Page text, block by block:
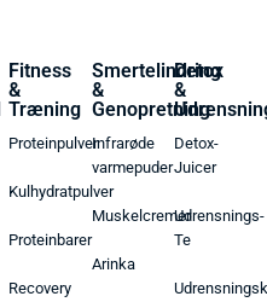
Fitness
&
Træning
Proteinpulver
Kulhydratpulver
Proteinbarer
Recovery
Smertelindring
&
Genopretning
Infrarøde
varmepuder
Muskelcremer
Arinka
Detox
&
Detox-
Juicer
Udrensnings-
Te